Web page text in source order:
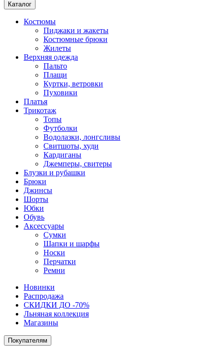
Каталог
Костюмы
Пиджаки и жакеты
Костюмные брюки
Жилеты
Верхняя одежда
Пальто
Плащи
Куртки, ветровки
Пуховики
Платья
Трикотаж
Топы
Футболки
Водолазки, лонгсливы
Свитшоты, худи
Кардиганы
Джемперы, свитеры
Блузки и рубашки
Брюки
Джинсы
Шорты
Юбки
Обувь
Аксессуары
Сумки
Шапки и шарфы
Носки
Перчатки
Ремни
Новинки
Распродажа
СКИДКИ ДО -70%
Льняная коллекция
Магазины
Покупателям